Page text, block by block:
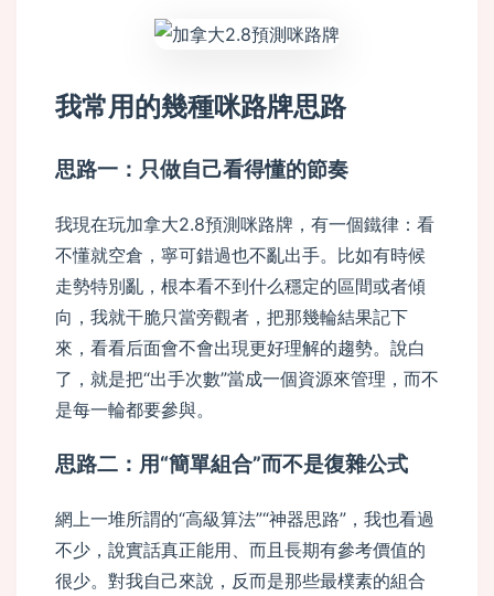
我常用的幾種咪路牌思路
思路一：只做自己看得懂的節奏
我現在玩加拿大2.8預測咪路牌，有一個鐵律：看
不懂就空倉，寧可錯過也不亂出手。比如有時候
走勢特別亂，根本看不到什么穩定的區間或者傾
向，我就干脆只當旁觀者，把那幾輪結果記下
來，看看后面會不會出現更好理解的趨勢。說白
了，就是把“出手次數”當成一個資源來管理，而不
是每一輪都要參與。
思路二：用“簡單組合”而不是復雜公式
網上一堆所謂的“高級算法”“神器思路”，我也看過
不少，說實話真正能用、而且長期有參考價值的
很少。對我自己來說，反而是那些最樸素的組合